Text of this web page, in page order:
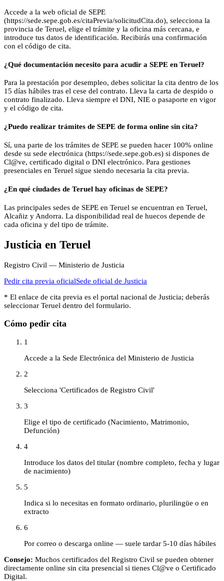
Accede a la web oficial de SEPE
(https://sede.sepe.gob.es/citaPrevia/solicitudCita.do), selecciona la
provincia de Teruel, elige el trámite y la oficina más cercana, e
introduce tus datos de identificación. Recibirás una confirmación
con el código de cita.
¿Qué documentación necesito para acudir a SEPE en Teruel?
Para la prestación por desempleo, debes solicitar la cita dentro de los
15 días hábiles tras el cese del contrato. Lleva la carta de despido o
contrato finalizado. Lleva siempre el DNI, NIE o pasaporte en vigor
y el código de cita.
¿Puedo realizar trámites de SEPE de forma online sin cita?
Sí, una parte de los trámites de SEPE se pueden hacer 100% online
desde su sede electrónica (https://sede.sepe.gob.es) si dispones de
Cl@ve, certificado digital o DNI electrónico. Para gestiones
presenciales en Teruel sigue siendo necesaria la cita previa.
¿En qué ciudades de Teruel hay oficinas de SEPE?
Las principales sedes de SEPE en Teruel se encuentran en Teruel,
Alcañiz y Andorra. La disponibilidad real de huecos depende de
cada oficina y del tipo de trámite.
Justicia en Teruel
Registro Civil — Ministerio de Justicia
Pedir cita previa oficialSede oficial de Justicia
* El enlace de cita previa es el portal nacional de Justicia; deberás
seleccionar Teruel dentro del formulario.
Cómo pedir cita
1
Accede a la Sede Electrónica del Ministerio de Justicia
2
Selecciona 'Certificados de Registro Civil'
3
Elige el tipo de certificado (Nacimiento, Matrimonio,
Defunción)
4
Introduce los datos del titular (nombre completo, fecha y lugar
de nacimiento)
5
Indica si lo necesitas en formato ordinario, plurilingüe o en
extracto
6
Por correo o descarga online — suele tardar 5-10 días hábiles
Consejo: Muchos certificados del Registro Civil se pueden obtener
directamente online sin cita presencial si tienes Cl@ve o Certificado
Digital.